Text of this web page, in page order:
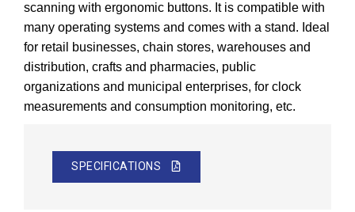
scanning with ergonomic buttons. It is compatible with
many operating systems and comes with a stand. Ideal
for retail businesses, chain stores, warehouses and
distribution, crafts and pharmacies, public
organizations and municipal enterprises, for clock
measurements and consumption monitoring, etc.
SPECIFICATIONS